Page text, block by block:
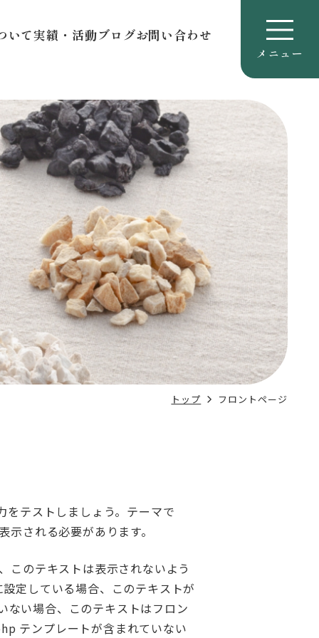
いて実績・活動ブログお問い合わせ
メニュー
トップ フロントページ
をテストしましょう。テーマで
される必要があります。
このテキストは表示されないよう
定している場合、このテキストが
い場合、このテキストはフロン
テンプレートが含まれていない